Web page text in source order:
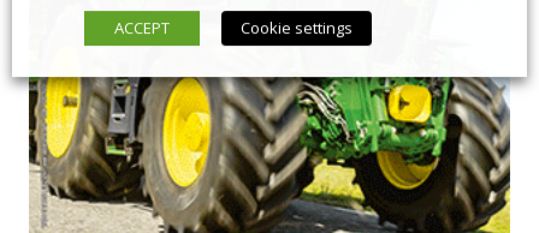
ACCEPT
Cookie settings